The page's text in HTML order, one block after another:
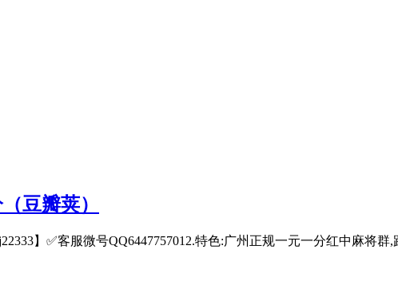
豆瓣荚）
】✅客服微号QQ6447757012.特色:广州正规一元一分红中麻将